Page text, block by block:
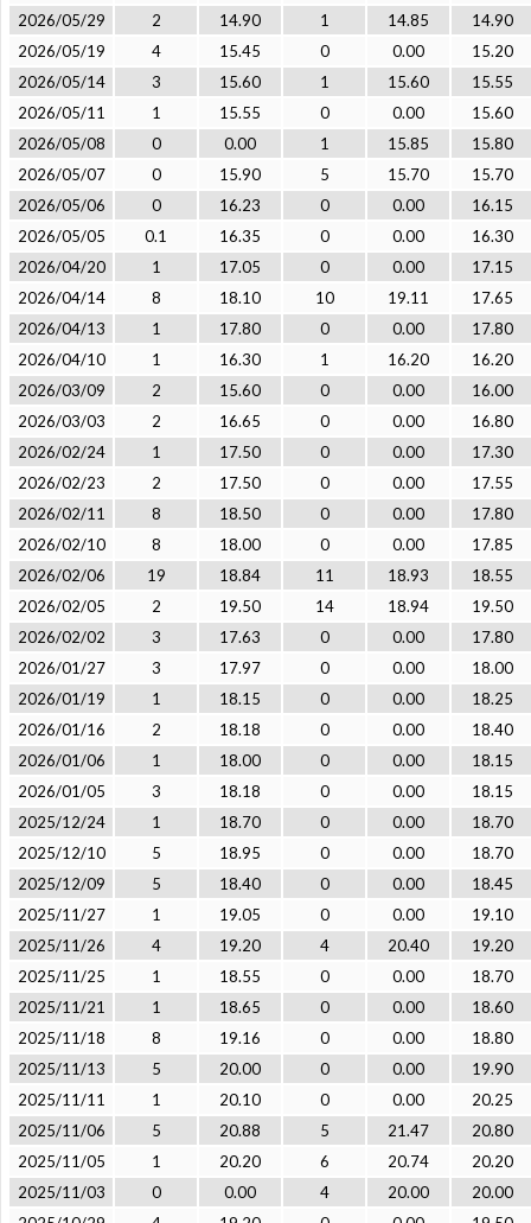
2026/05/29
2 14.90 1 14.85
14.90
2026/05/19
4 15.45 0 0.00
15.20
2026/05/14
3 15.60 1 15.60
15.55
2026/05/11
1 15.55 0 0.00
15.60
2026/05/08
0 0.00 1 15.85
15.80
2026/05/07
0 15.90 5 15.70
15.70
2026/05/06
0 16.23 0 0.00
16.15
2026/05/05
0.1 16.35 0 0.00
16.30
2026/04/20
1 17.05 0 0.00
17.15
2026/04/14
8 18.10 10 19.11
17.65
2026/04/13
1 17.80 0 0.00
17.80
2026/04/10
1 16.30 1 16.20
16.20
2026/03/09
2 15.60 0 0.00
16.00
2026/03/03
2 16.65 0 0.00
16.80
2026/02/24
1 17.50 0 0.00
17.30
2026/02/23
2 17.50 0 0.00
17.55
2026/02/11
8 18.50 0 0.00
17.80
2026/02/10
8 18.00 0 0.00
17.85
2026/02/06
19 18.84 11 18.93
18.55
2026/02/05
2 19.50 14 18.94
19.50
2026/02/02
3 17.63 0 0.00
17.80
2026/01/27
3 17.97 0 0.00
18.00
2026/01/19
1 18.15 0 0.00
18.25
2026/01/16
2 18.18 0 0.00
18.40
2026/01/06
1 18.00 0 0.00
18.15
2026/01/05
3 18.18 0 0.00
18.15
2025/12/24
1 18.70 0 0.00
18.70
2025/12/10
5 18.95 0 0.00
18.70
2025/12/09
5 18.40 0 0.00
18.45
2025/11/27
1 19.05 0 0.00
19.10
2025/11/26
4 19.20 4 20.40
19.20
2025/11/25
1 18.55 0 0.00
18.70
2025/11/21
1 18.65 0 0.00
18.60
2025/11/18
8 19.16 0 0.00
18.80
2025/11/13
5 20.00 0 0.00
19.90
2025/11/11
1 20.10 0 0.00
20.25
2025/11/06
5 20.88 5 21.47
20.80
2025/11/05
1 20.20 6 20.74
20.20
2025/11/03
0 0.00 4 20.00
20.00